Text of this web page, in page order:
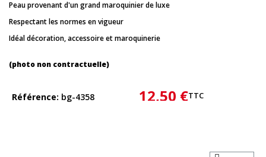
Peau provenant d'un grand maroquinier de luxe
Respectant les normes en vigueur
Idéal décoration, accessoire et maroquinerie
(photo non contractuelle)
Référence bg-4358 12,50 €TTC